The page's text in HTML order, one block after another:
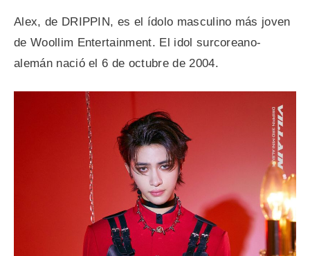
Alex, de DRIPPIN, es el ídolo masculino más joven
de Woollim Entertainment. El idol surcoreano-
alemán nació el 6 de octubre de 2004.